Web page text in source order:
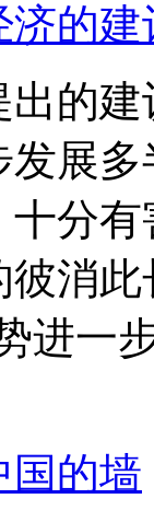
济的
的
展
分
消
进一
国的墙